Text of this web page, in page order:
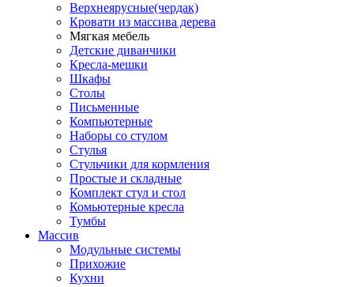
Верхнеярусные(чердак)
Кровати из массива дерева
Мягкая мебель
Детские диванчики
Кресла-мешки
Шкафы
Столы
Письменные
Компьютерные
Наборы со стулом
Стулья
Стульчики для кормления
Простые и складные
Комплект стул и стол
Комьютерные кресла
Тумбы
Массив
Модульные системы
Прихожие
Кухни